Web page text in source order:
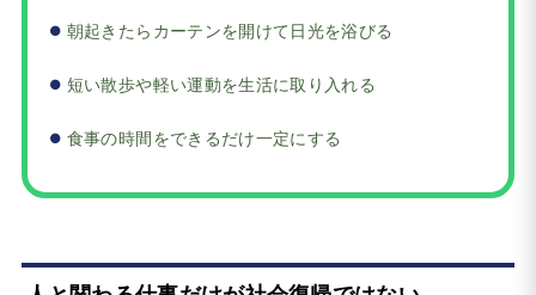
朝起きたらカーテンを開けて日光を浴びる
短い散歩や軽い運動を生活に取り入れる
食事の時間をできるだけ一定にする